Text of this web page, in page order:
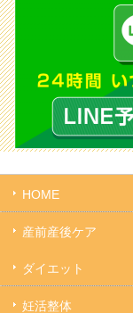
HOME
産前産後ケア
ダイエット
妊活整体